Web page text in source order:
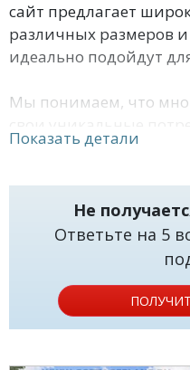
сайт предлагает
различных размеров
идеально подойдут
Мы понимаем, что
жилью. Поэтому мы
таких семей.
В нашем
коттеджей с большим
ванных комнат,
кухнями и столовыми.
также
Показать детали
Не
Ответьте на 5